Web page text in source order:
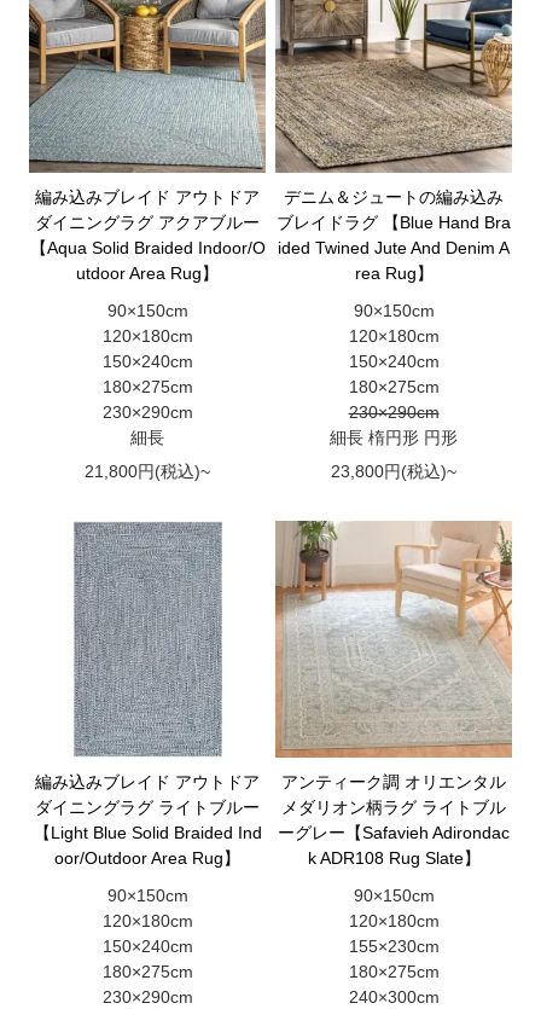
編み込みブレイド アウトドア
ダイニングラグ アクアブルー
【Aqua Solid Braided Indoor/O
utdoor Area Rug】
90×150cm
120×180cm
150×240cm
180×275cm
230×290cm
細長
21,800円(税込)~
デニム＆ジュートの編み込み
ブレイドラグ 【Blue Hand Bra
ided Twined Jute And Denim A
rea Rug】
90×150cm
120×180cm
150×240cm
180×275cm
230×290cm
細長 楕円形 円形
23,800円(税込)~
編み込みブレイド アウトドア
ダイニングラグ ライトブルー
【Light Blue Solid Braided Ind
oor/Outdoor Area Rug】
90×150cm
120×180cm
150×240cm
180×275cm
230×290cm
アンティーク調 オリエンタル
メダリオン柄ラグ ライトブル
ーグレー【Safavieh Adirondac
k ADR108 Rug Slate】
90×150cm
120×180cm
155×230cm
180×275cm
240×300cm